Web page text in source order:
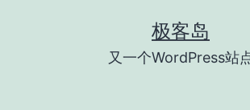
极客岛
又一个WordPress站